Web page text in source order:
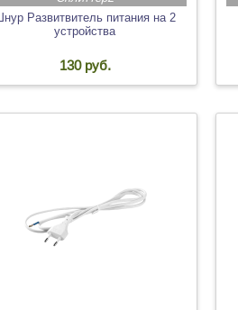
Развитвитель питания на 2
устройства
130 руб.